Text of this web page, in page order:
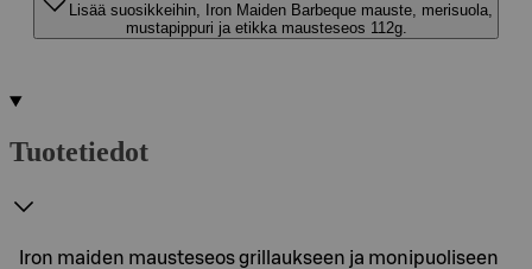
Lisää suosikkeihin, Iron Maiden Barbeque mauste, merisuola,
mustapippuri ja etikka mausteseos 112g.
Tuotetiedot
Iron maiden mausteseos grillaukseen ja monipuoliseen